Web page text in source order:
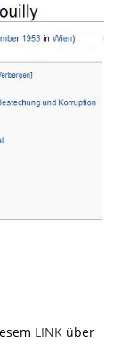
LINK über